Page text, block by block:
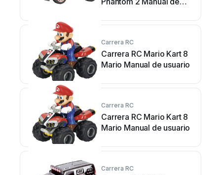
Carrera RC
Carrera RC Mario Kart 8
Mario Manual de usuario
Carrera RC
Carrera RC Mario Kart 8
Mario Manual de usuario
Carrera RC